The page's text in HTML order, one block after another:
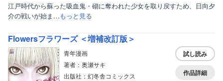
江戸時代から蘇った吸血鬼・砌に奪われた少女を取り戻すため、日向夕
介の戦いが始ま…もっと見る
Flowersフラワーズ ＜増補改訂版＞
青年漫画
著者：奥瀬サキ
出版社：幻冬舎コミックス
試し読み
作品詳細